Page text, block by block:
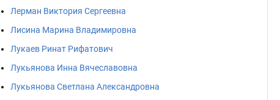
Лерман Виктория Сергеевна
Лисина Марина Владимировна
Лукаев Ринат Рифатович
Лукьянова Инна Вячеславовна
Лукьянова Светлана Александровна